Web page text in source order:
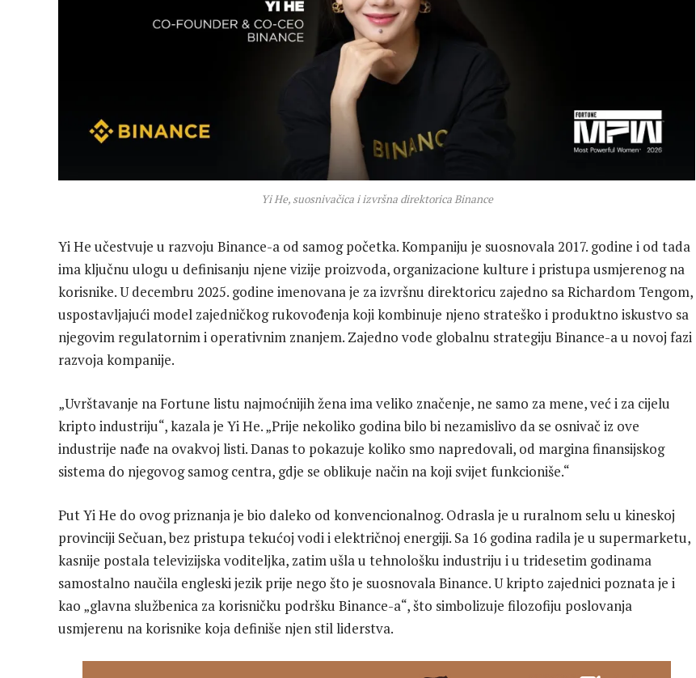
Yi He, suosnivačica i izvršna direktorica Binance
Yi He učestvuje u razvoju Binance-a od samog početka. Kompaniju je suosnovala 2017. godine i od tada
ima ključnu ulogu u definisanju njene vizije proizvoda, organizacione kulture i pristupa usmjerenog na
korisnike. U decembru 2025. godine imenovana je za izvršnu direktoricu zajedno sa Richardom Tengom,
uspostavljajući model zajedničkog rukovođenja koji kombinuje njeno strateško i produktno iskustvo sa
njegovim regulatornim i operativnim znanjem. Zajedno vode globalnu strategiju Binance-a u novoj fazi
razvoja kompanije.
„Uvrštavanje na Fortune listu najmoćnijih žena ima veliko značenje, ne samo za mene, već i za cijelu
kripto industriju“, kazala je Yi He. „Prije nekoliko godina bilo bi nezamislivo da se osnivač iz ove
industrije nađe na ovakvoj listi. Danas to pokazuje koliko smo napredovali, od margina finansijskog
sistema do njegovog samog centra, gdje se oblikuje način na koji svijet funkcioniše.“
Put Yi He do ovog priznanja je bio daleko od konvencionalnog. Odrasla je u ruralnom selu u kineskoj
provinciji Sečuan, bez pristupa tekućoj vodi i električnoj energiji. Sa 16 godina radila je u supermarketu,
kasnije postala televizijska voditeljka, zatim ušla u tehnološku industriju i u tridesetim godinama
samostalno naučila engleski jezik prije nego što je suosnovala Binance. U kripto zajednici poznata je i
kao „glavna službenica za korisničku podršku Binance-a“, što simbolizuje filozofiju poslovanja
usmjerenu na korisnike koja definiše njen stil liderstva.